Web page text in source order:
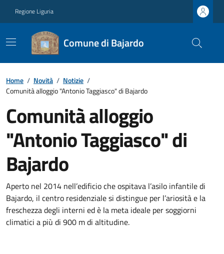
Regione Liguria
Comune di Bajardo
Home / Novità / Notizie /
Comunità alloggio "Antonio Taggiasco" di Bajardo
Comunità alloggio
"Antonio Taggiasco" di
Bajardo
Aperto nel 2014 nell’edificio che ospitava l’asilo infantile di
Bajardo, il centro residenziale si distingue per l’ariosità e la
freschezza degli interni ed è la meta ideale per soggiorni
climatici a più di 900 m di altitudine.